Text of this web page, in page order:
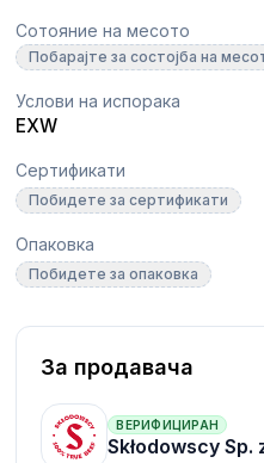
Сотояние на месото
Побарајте за состојба на
Услови на испорака
EXW
Сертификати
Побидете за сертификати
Опаковка
Побидете за опаковка
За продавача
ВЕРИФИЦИРАН
Skłodowscy Sp.